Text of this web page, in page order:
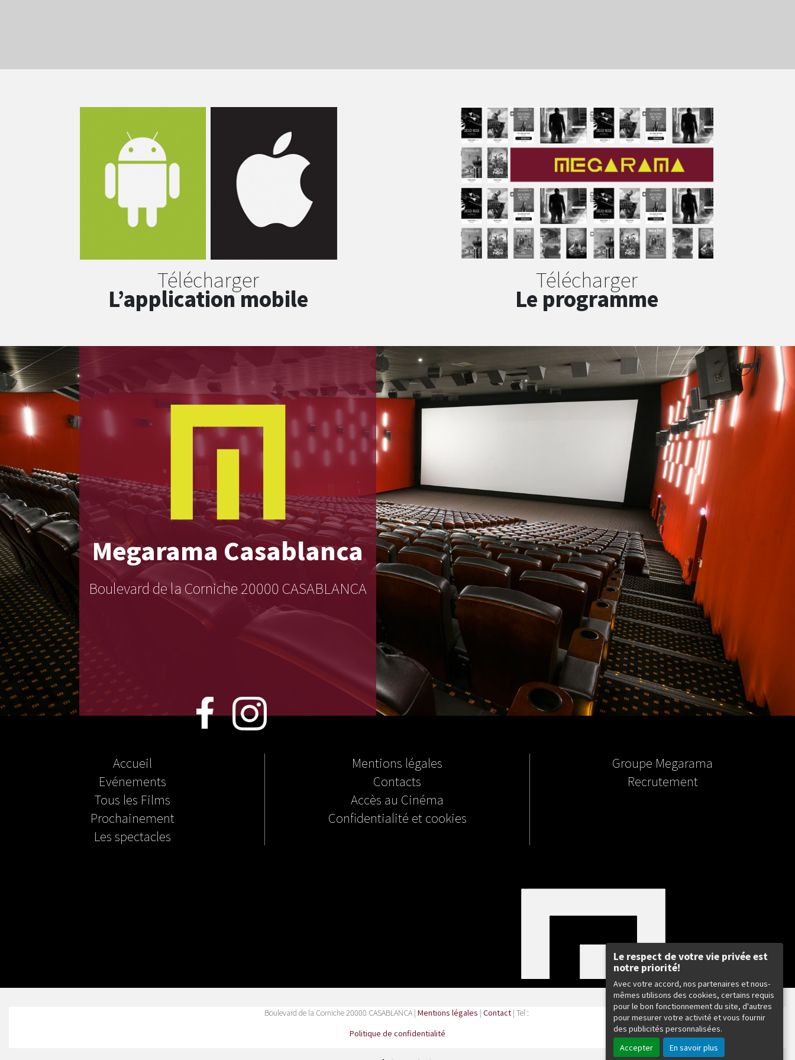
Le respect de votre vie privée est
notre priorité!
Avec votre accord, nos partenaires et nous-
mêmes utilisons des cookies, certains requis
pour le bon fonctionnement du site, d'autres
pour mesurer votre activité et vous fournir
des publicités personnalisées.
Accepter
En savoir plus
Télécharger
L’application mobile
Télécharger
Le programme
Megarama Casablanca
Boulevard de la Corniche 20000 CASABLANCA
Accueil
Evénements
Tous les Films
Prochainement
Les spectacles
Mentions légales
Contacts
Accès au Cinéma
Confidentialité et cookies
Groupe Megarama
Recrutement
Boulevard de la Corniche 20000 CASABLANCA | Mentions légales | Contact | Tel :
Politique de confidentialité